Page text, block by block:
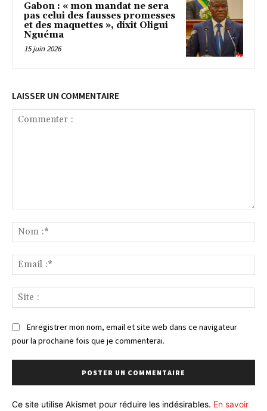
Gabon : « mon mandat ne sera
pas celui des fausses promesses
et des maquettes », dixit Oligui
Nguéma
15 juin 2026
LAISSER UN COMMENTAIRE
:*
:*
:
Enregistrer mon nom, email et site web dans ce navigateur
pour la prochaine fois que je commenterai.
Ce site utilise Akismet pour réduire les indésirables. En savoir